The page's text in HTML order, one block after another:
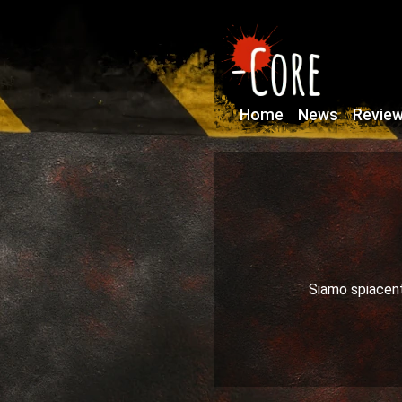
Home News
Siamo